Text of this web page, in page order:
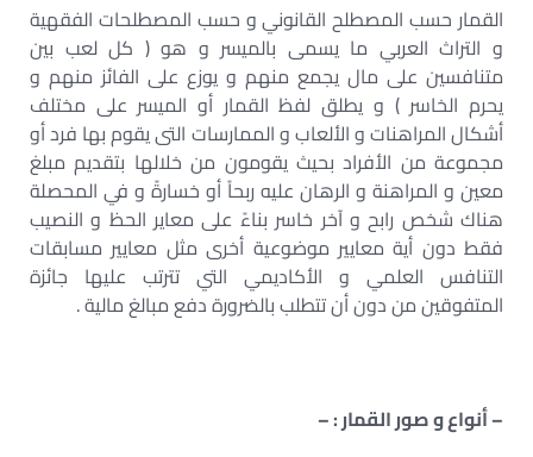
القمار حسب المصطلح القانوني و حسب المصطلحات الفقهية
و التراث العربي ما يسمى بالميسر و هو ( كل لعب بين
متنافسين على مال يجمع منهم و يوزع على الفائز منهم و
يحرم الخاسر ) و يطلق لفظ القمار أو الميسر على مختلف
أشكال المراهنات و الألعاب و الممارسات التى يقوم بها فرد أو
مجموعة من الأفراد بحيث يقومون من خلالها بتقديم مبلغ
معين و المراهنة و الرهان عليه ربحاً أو خسارةً و في المحصلة
هناك شخص رابح و آخر خاسر بناءً على معاير الحظ و النصيب
فقط دون أية معايير موضوعية أخرى مثل معايير مسابقات
التنافس العلمي و الأكاديمي التي تترتب عليها جائزة
المتفوقين من دون أن تتطلب بالضرورة دفع مبالغ مالية .
– أنواع و صور القمار : –